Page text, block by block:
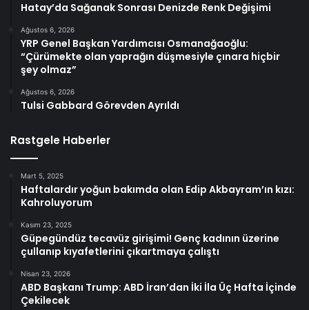
Hatay’da Sağanak Sonrası Denizde Renk Değişimi
Ağustos 6, 2026
YRP Genel Başkan Yardımcısı Osmanağaoğlu:
“Çürümekte olan yaprağın düşmesiyle çınara hiçbir
şey olmaz”
Ağustos 6, 2026
Tulsi Gabbard Görevden Ayrıldı
Rastgele Haberler
Mart 5, 2025
Haftalardır yoğun bakımda olan Edip Akbayram’ın kızı:
Kahroluyorum
Kasım 23, 2025
Güpegündüz tecavüz girişimi! Genç kadının üzerine
çullanıp kıyafetlerini çıkartmaya çalıştı
Nisan 23, 2026
ABD Başkanı Trump: ABD İran’dan İki İla Üç Hafta İçinde
Çekilecek